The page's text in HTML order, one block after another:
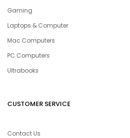
Gaming
Laptops & Computer
Mac Computers
PC Computers
Ultrabooks
CUSTOMER SERVICE
Contact Us